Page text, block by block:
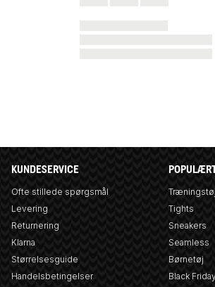
KUNDESERVICE
Ofte stillede spørgsmål
Levering
Returnering
Klarna
Størrelsesguide
Handelsbetingelser
Træningstøj
Tights
Sneakers
Seamless
Børnetøj
Black